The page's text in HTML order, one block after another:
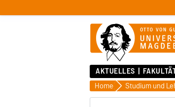
AKTUELLES
Home Studium und